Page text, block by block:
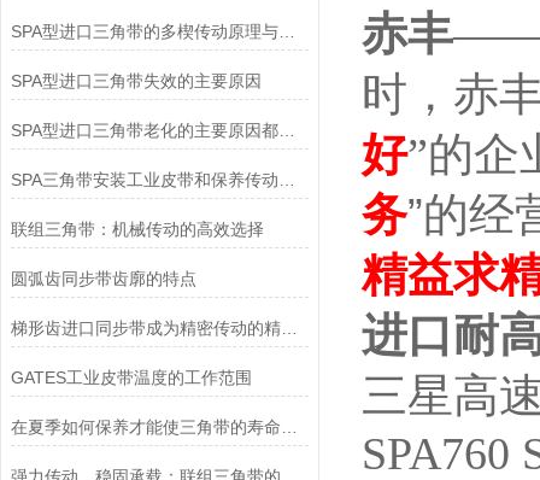
SPA型进口三角带的多楔传动原理与紧凑空间驱动实践
SPA型进口三角带失效的主要原因
SPA型进口三角带老化的主要原因都有哪些呢？
联组三角带：机械传动的高效选择
圆弧齿同步带齿廓的特点
梯形齿进口同步带成为精密传动的精准动力载体
GATES工业皮带温度的工作范围
赤丰——
时，赤
好”的企
务”的经
精益求
进口耐
三星高
SPA760